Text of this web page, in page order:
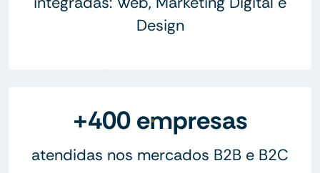
Design
+400 empresas
atendidas nos mercados B2B e B2C